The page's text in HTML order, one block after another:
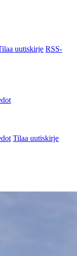
uutiskirje RSS-
Tilaa uutiskirje